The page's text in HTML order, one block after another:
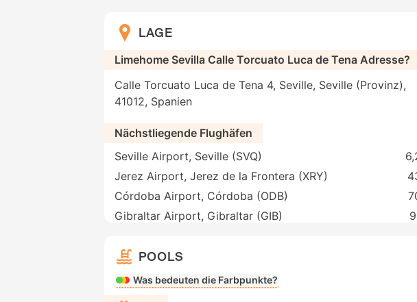
LAGE
Limehome Sevilla Calle Torcuato Luca de Tena Adresse?
Calle Torcuato Luca de Tena 4, Seville, Seville (Provinz),
41012, Spanien
Nächstliegende Flughäfen
Seville Airport, Seville (SVQ)
Jerez Airport, Jerez de la Frontera (XRY)
Córdoba Airport, Córdoba (ODB)
Gibraltar Airport, Gibraltar (GIB)
POOLS
Was bedeuten die Farbpunkte?